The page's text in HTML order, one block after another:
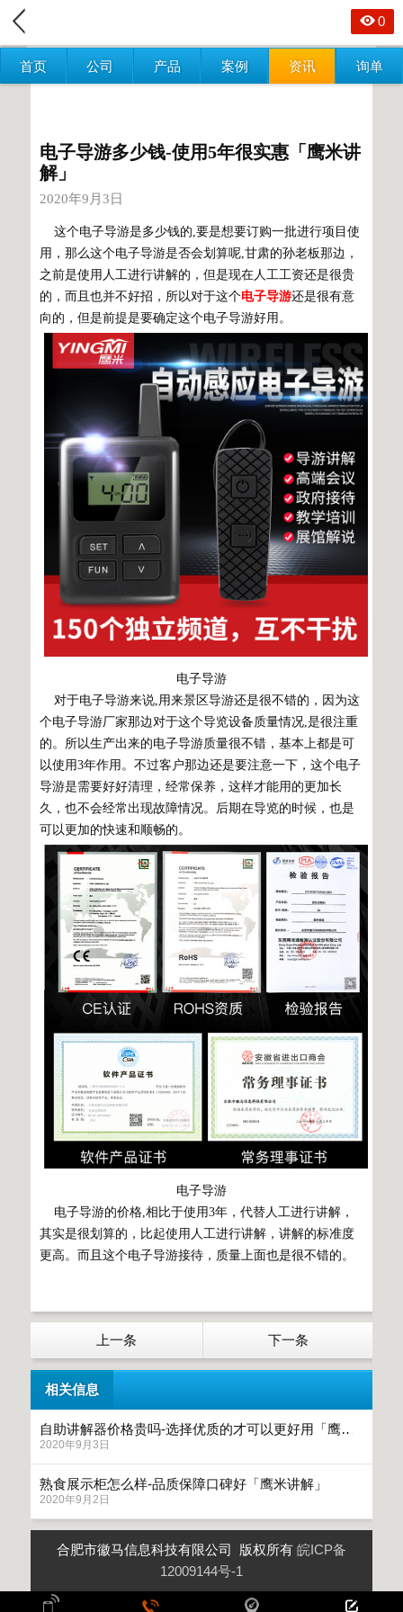
首页 公司 产品 案例 资讯 询单
0
电子导游多少钱-使用5年很实惠「鹰米讲
解」
2020年9月3日
这个电子导游是多少钱的,要是想要订购一批进行项目使
用，那么这个电子导游是否会划算呢,甘肃的孙老板那边，
之前是使用人工进行讲解的，但是现在人工工资还是很贵
的，而且也并不好招，所以对于这个电子导游还是很有意
向的，但是前提是要确定这个电子导游好用。
电子导游
对于电子导游来说,用来景区导游还是很不错的，因为这
个电子导游厂家那边对于这个导览设备质量情况,是很注重
的。所以生产出来的电子导游质量很不错，基本上都是可
以使用3年作用。不过客户那边还是要注意一下，这个电子
导游是需要好好清理，经常保养，这样才能用的更加长
久，也不会经常出现故障情况。后期在导览的时候，也是
可以更加的快速和顺畅的。
电子导游
电子导游的价格,相比于使用3年，代替人工进行讲解，
其实是很划算的，比起使用人工进行讲解，讲解的标准度
更高。而且这个电子导游接待，质量上面也是很不错的。
上一条 下一条
相关信息
自助讲解器价格贵吗-选择优质的才可以更好用「鹰米讲解」
2020年9月3日
熟食展示柜怎么样-品质保障口碑好「鹰米讲解」
2020年9月2日
合肥市徽马信息科技有限公司 版权所有 皖ICP备
12009144号-1